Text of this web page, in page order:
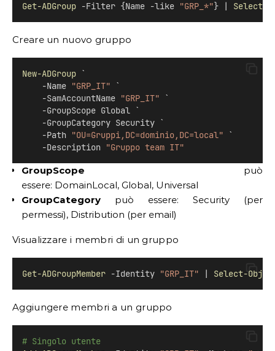
Get-ADGroup -Filter {Name -like "GRP_*"} | Select-
Creare un nuovo gruppo
New-ADGroup `
    -Name
"GRP_IT" `
    -SamAccountName
"GRP_IT" `
    -GroupScope Global `
    -GroupCategory Security `
    -Path
"OU=Gruppi,DC=dominio,DC=local" `
    -Description
"Gruppo team IT"
GroupScope può
essere: DomainLocal, Global, Universal
GroupCategory può essere: Security (per
permessi), Distribution (per email)
Visualizzare i membri di un gruppo
Get-ADGroupMember -Identity "GRP_IT" | Select-
Aggiungere membri a un gruppo
# Singolo utente